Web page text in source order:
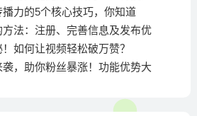
力的5个核心技巧，你知道
法：注册、完善信息及发布优
如何让视频轻松破万赞？
，助你粉丝暴涨！功能优势大